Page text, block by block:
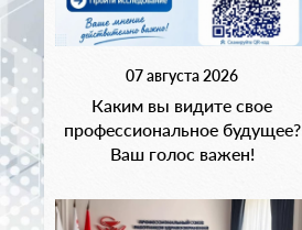
07 августа 2026
Каким вы видите свое
профессиональное будущее?
Ваш голос важен!